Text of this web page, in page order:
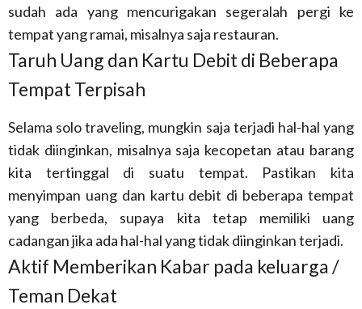
sudah ada yang mencurigakan segeralah pergi ke
tempat yang ramai, misalnya saja restauran.
Taruh Uang dan Kartu Debit di Beberapa
Tempat Terpisah
Selama solo traveling, mungkin saja terjadi hal-hal yang
tidak diinginkan, misalnya saja kecopetan atau barang
kita tertinggal di suatu tempat. Pastikan kita
menyimpan uang dan kartu debit di beberapa tempat
yang berbeda, supaya kita tetap memiliki uang
cadangan jika ada hal-hal yang tidak diinginkan terjadi.
Aktif Memberikan Kabar pada keluarga /
Teman Dekat